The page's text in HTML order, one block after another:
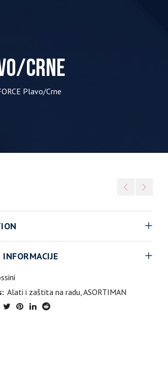
Crne
Plavo/Crne
Alati i zaštita na radu,ASORTIMAN